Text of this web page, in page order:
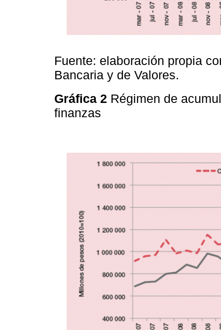
Fuente: elaboración propia
Bancaria y de Valores.
Gráfica 2 Régimen de
finanzas